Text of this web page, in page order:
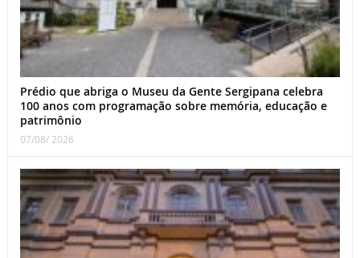
Prédio que abriga o Museu da Gente Sergipana celebra
100 anos com programação sobre memória, educação e
patrimônio
07/08/ 2026